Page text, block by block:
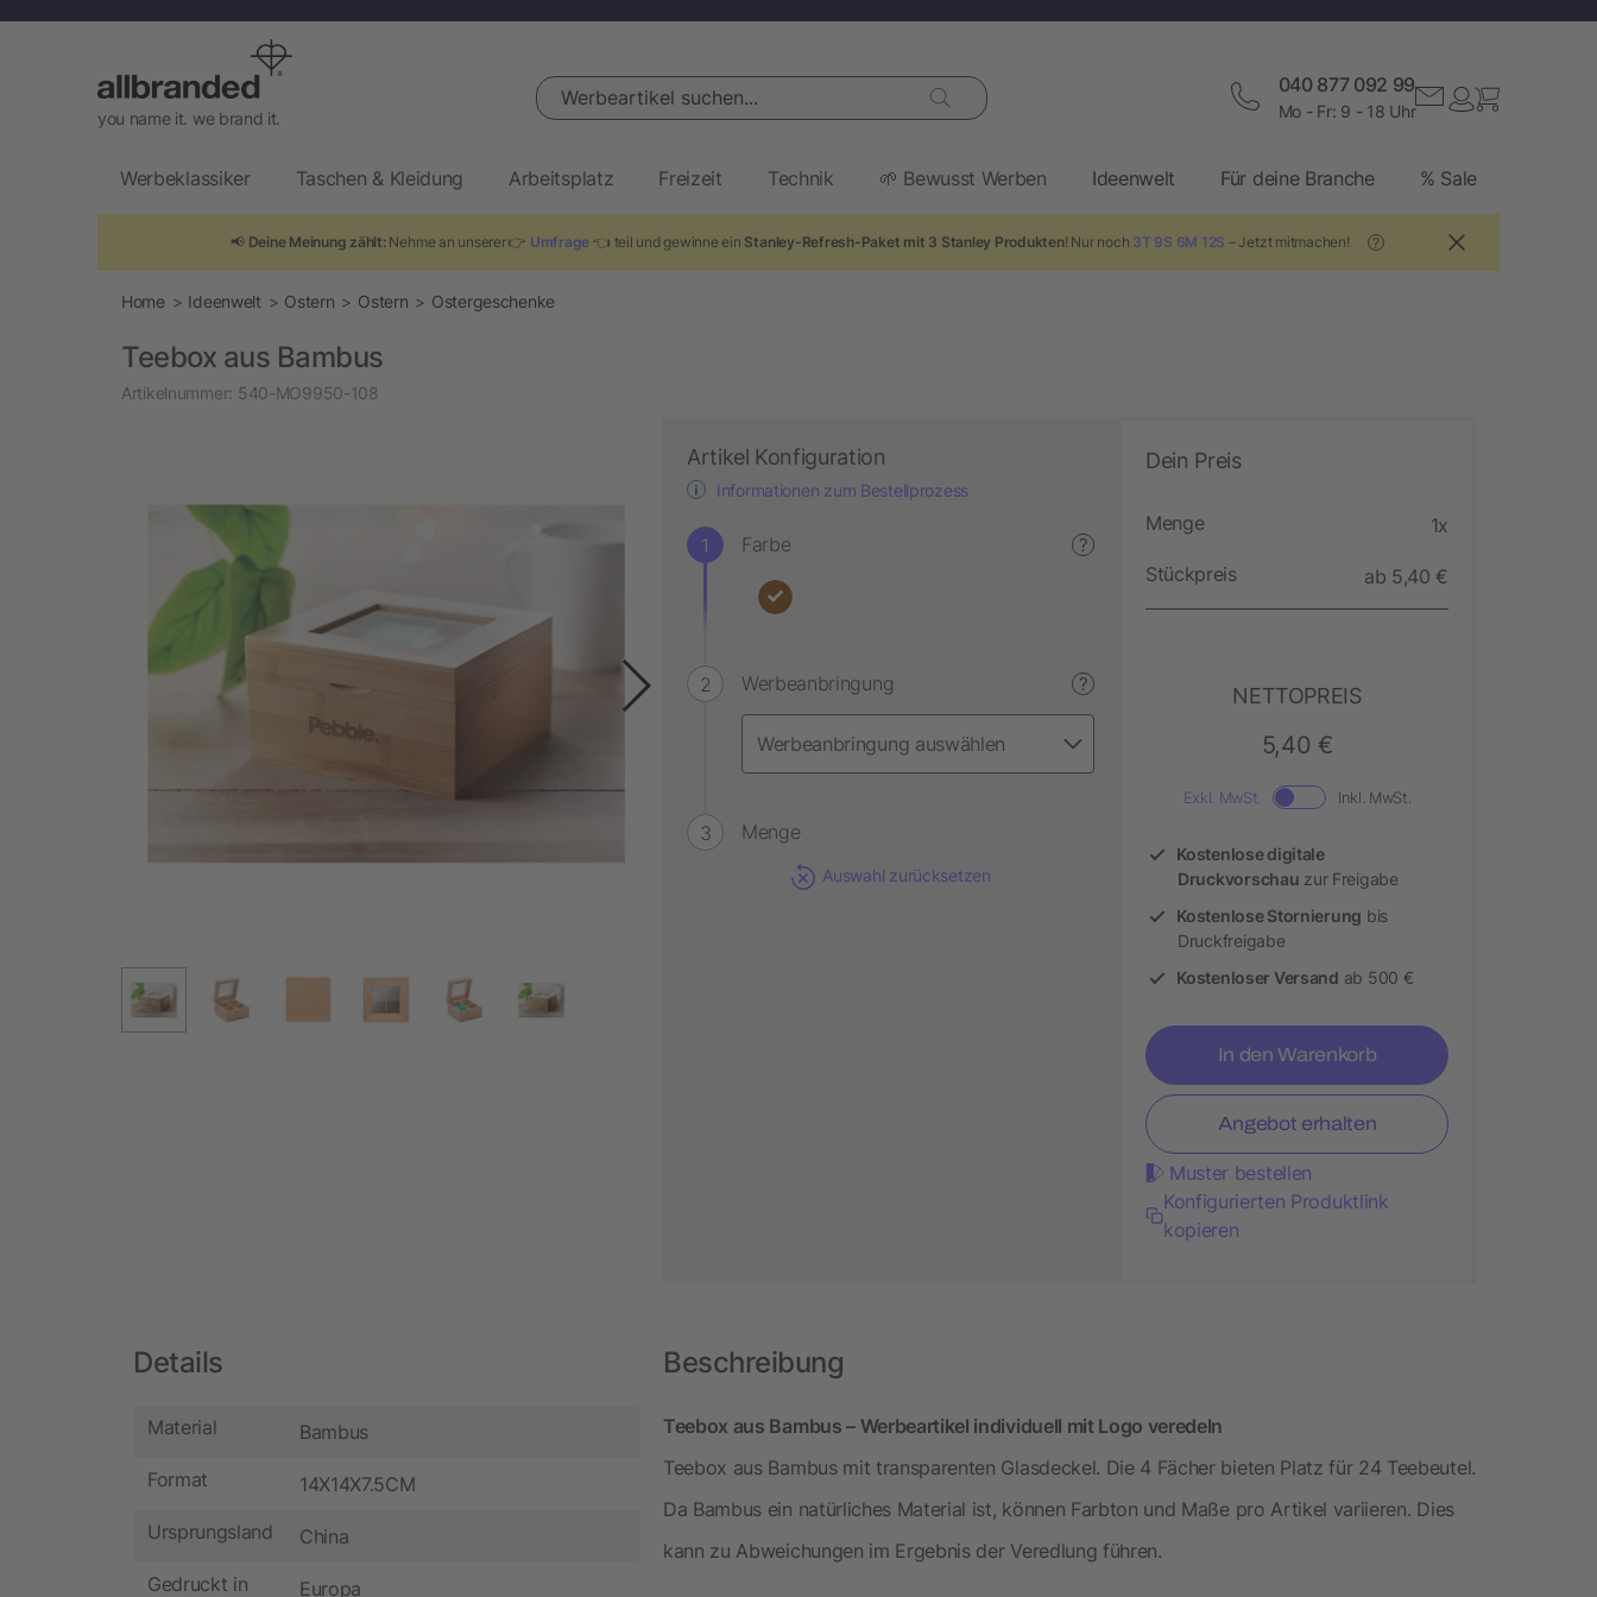
you name it. we brand it.
Werbeartikel suchen... 040 877 092 99
Mo - Fr: 9 - 18 Uhr
Werbeklassiker Taschen & Kleidung Arbeitsplatz Freizeit Technik 🌱 Bewusst Werben Ideenwelt Für deine Branche % Sale
📢 Deine Meinung zählt: Nehme an unserer 👉 Umfrage 👈 teil und gewinne ein Stanley-Refresh-Paket mit 3 Stanley Produkten! Nur noch 3T 9S 6M 11S – Jetzt mitmachen! ?
Home Ideenwelt Ostern Ostern Ostergeschenke
Teebox aus Bambus
Artikelnummer: 540-MO9950-108
Artikel Konfiguration
Informationen zum Bestellprozess
Farbe ?
Werbeanbringung ?
Menge
Auswahl zurücksetzen
Dein Preis
Menge 1x
Stückpreis ab 5,40 €
NETTOPREIS
5,40 €
Exkl. MwSt. Inkl. MwSt.
Kostenlose digitale
Druckvorschau zur Freigabe
Kostenlose Stornierung bis
Druckfreigabe
Kostenloser Versand ab 500 €
In den Warenkorb
Angebot erhalten
Muster bestellen
Konfigurierten Produktlink
kopieren
Details
Material Bambus
Format 14X14X7.5CM
Ursprungsland China
Gedruckt in Europa
Beschreibung
Teebox aus Bambus – Werbeartikel individuell mit Logo veredeln
Teebox aus Bambus mit transparenten Glasdeckel. Die 4 Fächer bieten Platz für 24 Teebeutel.
Da Bambus ein natürliches Material ist, können Farbton und Maße pro Artikel variieren. Dies
kann zu Abweichungen im Ergebnis der Veredlung führen.